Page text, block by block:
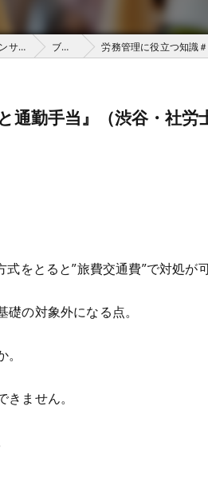
渋谷の社労士は株式会社アベリアHRパートナーズ（アベリア人事労務コンサルティング） ブログ 労務管理に役立つ知識＃28
通勤手当』（渋谷・社労
をとると”旅費交通費”で対処が可
の対象外になる点。
ません。